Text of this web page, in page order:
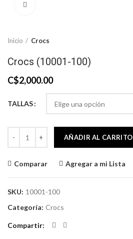
Inicio Crocs
Crocs (10001-100)
C$2,000.00
TALLAS
AÑADIR AL CARRITO
Comparar Agregar a mi Lista
SKU: 10001-100
Categoría: Crocs
Compartir